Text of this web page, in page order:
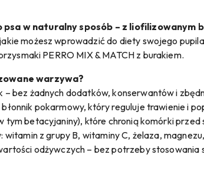
w naturalny sposób – z liofilizowanym
możesz wprowadzić do diety swojego
PERRO MIX & MATCH z burakiem.
warzywa?
– bez żadnych dodatków, konserwantów i
pokarmowy, który reguluje trawienie i
betacyjaniny), które chronią komórki
witamin z grupy B, witaminy C, żelaza,
odżywczych – bez potrzeby stosowania